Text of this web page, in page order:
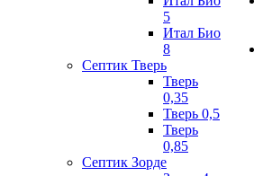
5
Итал Био
8
Септик Тверь
Тверь
0,35
Тверь 0,5
Тверь
0,85
Септик Зорде